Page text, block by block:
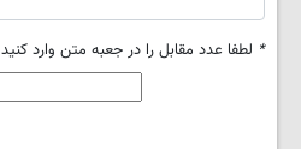
* لطفا عدد مقابل را در جعبه متن وارد کنید